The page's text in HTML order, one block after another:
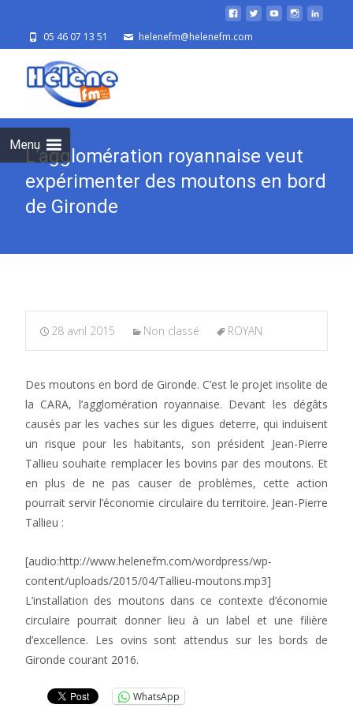
05 46 07 13 51 helenefm@helenefm.com
Menu
L’agglomération royannaise veut
expérimenter des moutons en bord
de Gironde
28 avril 2015 Non classé ROYAN
Des moutons en bord de Gironde. C’est le projet insolite de
la CARA, l’agglomération royannaise. Devant les dégâts
causés par les vaches sur les digues deterre, qui induisent
un risque pour les habitants, son président Jean-Pierre
Tallieu souhaite remplacer les bovins par des moutons. Et
en plus de ne pas causer de problèmes, cette action
pourrait servir l’économie circulaire du territoire. Jean-Pierre
Tallieu :
[audio:http://www.helenefm.com/wordpress/wp-
content/uploads/2015/04/Tallieu-moutons.mp3]
L’installation des moutons dans ce contexte d’économie
circulaire pourrait donner lieu à un label et une filière
d’excellence. Les ovins sont attendus sur les bords de
Gironde courant 2016.
WhatsApp